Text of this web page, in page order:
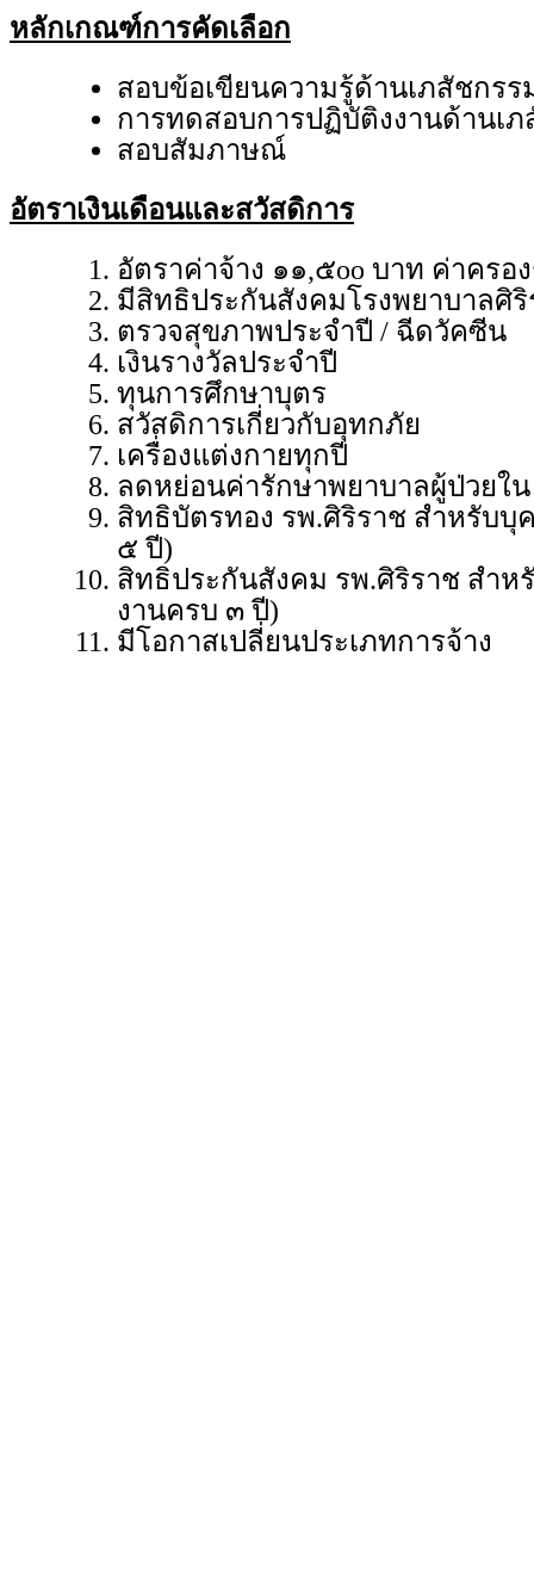
หลักเกณฑ์การคัดเลือก
สอบข้อเขียนความรู้ด้านเภสัชกรร
การทดสอบการปฏิบัติงงานด้านเภ
สอบสัมภาษณ์
อัตราเงินเดือนและสวัสดิการ
อัตราค่าจ้าง ๑๑,๕oo บาท ค่าครอ
มีสิทธิประกันสังคมโรงพยาบาลศิริ
ตรวจสุขภาพประจำปี / ฉีดวัคซีน
เงินรางวัลประจำปี
ทุนการศึกษาบุตร
สวัสดิการเกี่ยวกับอุทกภัย
เครื่องแต่งกายทุกปี
ลดหย่อนค่ารักษาพยาบาลผู้ป่วยใน
สิทธิบัตรทอง รพ.ศิริราช สำหรับบุ
๕ ปี)
สิทธิประกันสังคม รพ.ศิริราช สำ
งานครบ ๓ ปี)
มีโอกาสเปลี่ยนประเภทการจ้าง